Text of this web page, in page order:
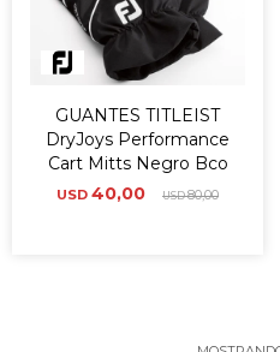
GUANTES TITLEIST
DryJoys Performance
Cart Mitts Negro Bco
USD 40,00 USD80,00